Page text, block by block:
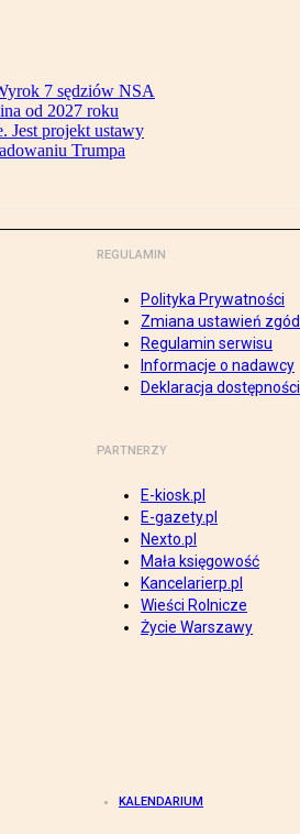
7 sędziów NSA
od 2027 roku
Jest projekt ustawy
Trumpa
REGULAMIN
Polityka Prywatności
Zmiana ustawień zgód
Regulamin serwisu
Informacje o nadawcy
Deklaracja dostępności
PARTNERZY
E-kiosk.pl
E-gazety.pl
Nexto.pl
Mała księgowość
Kancelarierp.pl
Wieści Rolnicze
Życie Warszawy
KALENDARIUM